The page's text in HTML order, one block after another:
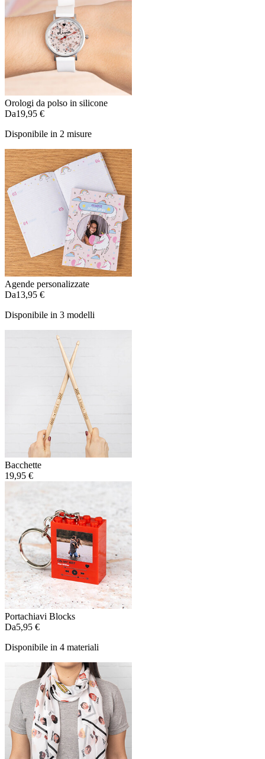
Orologi da polso in silicone
Da19,95 €
Disponibile in 2 misure
Agende personalizzate
Da13,95 €
Disponibile in 3 modelli
Bacchette
19,95 €
Portachiavi Blocks
Da5,95 €
Disponibile in 4 materiali